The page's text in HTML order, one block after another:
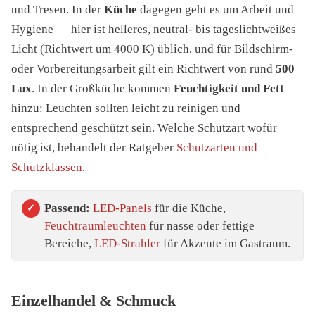
und Tresen. In der Küche dagegen geht es um Arbeit und
Hygiene — hier ist helleres, neutral- bis tageslichtweißes
Licht (Richtwert um 4000 K) üblich, und für Bildschirm-
oder Vorbereitungsarbeit gilt ein Richtwert von rund 500
Lux. In der Großküche kommen Feuchtigkeit und Fett
hinzu: Leuchten sollten leicht zu reinigen und
entsprechend geschützt sein. Welche Schutzart wofür
nötig ist, behandelt der Ratgeber Schutzarten und
Schutzklassen.
Passend: LED-Panels für die Küche,
Feuchtraumleuchten für nasse oder fettige
Bereiche, LED-Strahler für Akzente im Gastraum.
Einzelhandel & Schmuck